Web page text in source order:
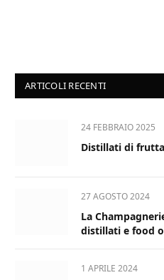
ARTICOLI RECENTI
24 FEBBRAIO 2025
Distillati di
27 AGOSTO 2024
La
distillati e food
1 APRILE 2024